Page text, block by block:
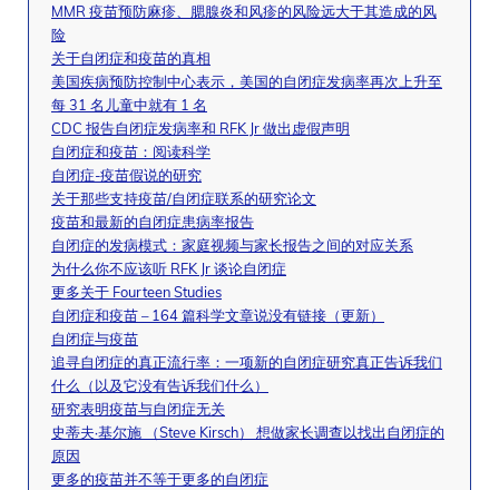
MMR 疫苗预防麻疹、腮腺炎和风疹的风险远大于其造成的风
险
关于自闭症和疫苗的真相
美国疾病预防控制中心表示，美国的自闭症发病率再次上升至
每 31 名儿童中就有 1 名
CDC 报告自闭症发病率和 RFK Jr 做出虚假声明
自闭症和疫苗：阅读科学
自闭症-疫苗假说的研究
关于那些支持疫苗/自闭症联系的研究论文
疫苗和最新的自闭症患病率报告
自闭症的发病模式：家庭视频与家长报告之间的对应关系
为什么你不应该听 RFK Jr 谈论自闭症
更多关于 Fourteen Studies
自闭症和疫苗 – 164 篇科学文章说没有链接（更新）
自闭症与疫苗
追寻自闭症的真正流行率：一项新的自闭症研究真正告诉我们
什么（以及它没有告诉我们什么）
研究表明疫苗与自闭症无关
史蒂夫·基尔施 （Steve Kirsch） 想做家长调查以找出自闭症的
原因
更多的疫苗并不等于更多的自闭症